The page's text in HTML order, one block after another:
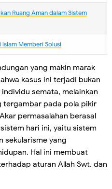
Ruang Aman dalam Sistem
lslam Memberi Solusi
yang makin marak
kasus ini terjadi bukan
semata, melainkan
tergambar pada pola pikir
permasalahan berasal
hari ini, yaitu sistem
sekularisme yang
Hal ini membuat
aturan Allah Swt. dan